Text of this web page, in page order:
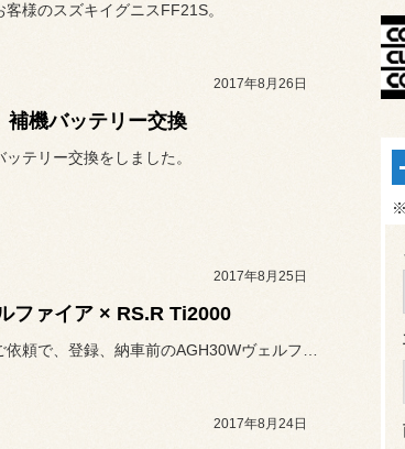
様のスズキイグニスFF21S。
2017年8月26日
機バッテリー交換
テリー交換をしました。
2017年8月25日
ファイア × RS.R Ti2000
自動車販売業者様のご依頼で、登録、納車前のAGH30Wヴェルファイ...
2017年8月24日